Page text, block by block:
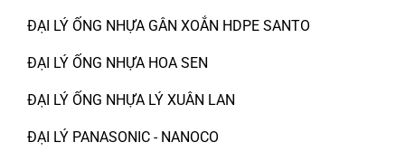
ĐẠI LÝ ỐNG NHỰA GÂN XOẮN HDPE SANTO
ĐẠI LÝ ỐNG NHỰA HOA SEN
ĐẠI LÝ ỐNG NHỰA LÝ XUÂN LAN
ĐẠI LÝ PANASONIC - NANOCO